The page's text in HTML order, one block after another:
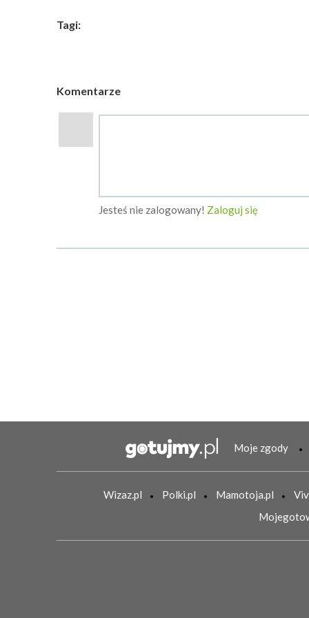
Tagi:
Komentarze
Jesteś nie zalogowany! Zaloguj się
Moje zgody
Wizaz.pl Polki.pl Mamotoja.pl